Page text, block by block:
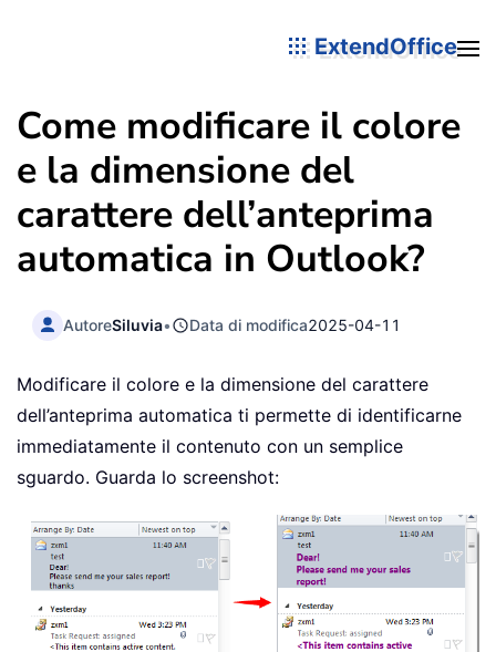
ExtendOffice
Come modificare il colore
e la dimensione del
carattere dell’anteprima
automatica in Outlook?
AutoreSiluvia• Data di modifica2025-04-11
Modificare il colore e la dimensione del carattere
dell’anteprima automatica ti permette di identificarne
immediatamente il contenuto con un semplice
sguardo. Guarda lo screenshot: